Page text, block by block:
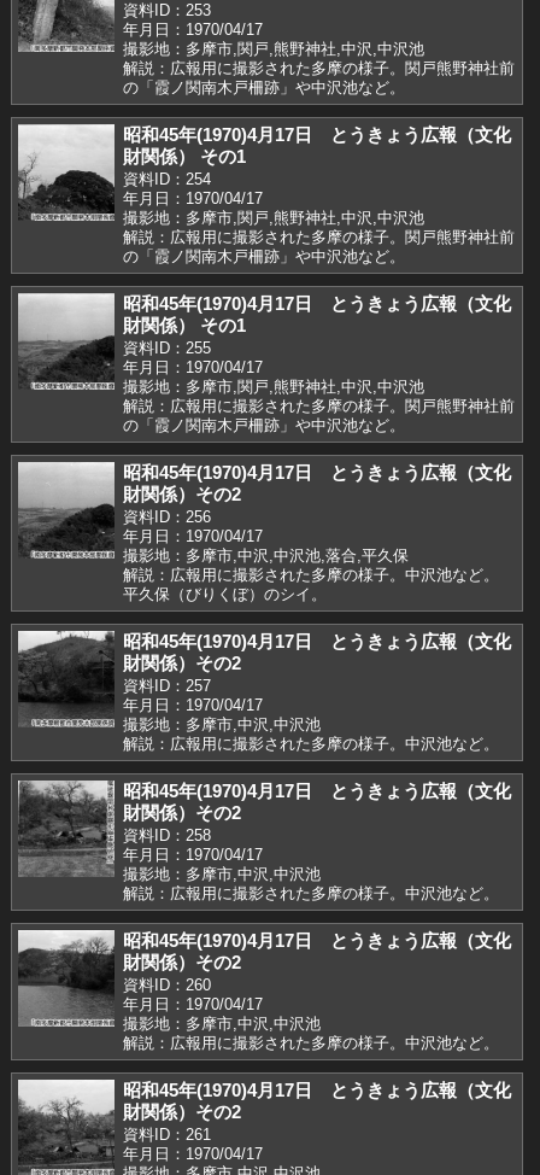
資料ID：253
年月日：1970/04/17
撮影地：多摩市,関戸,熊野神社,中沢,中沢池
解説：広報用に撮影された多摩の様子。関戸熊野神社前
の「霞ノ関南木戸柵跡」や中沢池など。
昭和45年(1970)4月17日 とうきょう広報（文化
財関係） その1
資料ID：254
年月日：1970/04/17
撮影地：多摩市,関戸,熊野神社,中沢,中沢池
解説：広報用に撮影された多摩の様子。関戸熊野神社前
の「霞ノ関南木戸柵跡」や中沢池など。
昭和45年(1970)4月17日 とうきょう広報（文化
財関係） その1
資料ID：255
年月日：1970/04/17
撮影地：多摩市,関戸,熊野神社,中沢,中沢池
解説：広報用に撮影された多摩の様子。関戸熊野神社前
の「霞ノ関南木戸柵跡」や中沢池など。
昭和45年(1970)4月17日 とうきょう広報（文化
財関係）その2
資料ID：256
年月日：1970/04/17
撮影地：多摩市,中沢,中沢池,落合,平久保
解説：広報用に撮影された多摩の様子。中沢池など。
平久保（びりくぼ）のシイ。
昭和45年(1970)4月17日 とうきょう広報（文化
財関係）その2
資料ID：257
年月日：1970/04/17
撮影地：多摩市,中沢,中沢池
解説：広報用に撮影された多摩の様子。中沢池など。
昭和45年(1970)4月17日 とうきょう広報（文化
財関係）その2
資料ID：258
年月日：1970/04/17
撮影地：多摩市,中沢,中沢池
解説：広報用に撮影された多摩の様子。中沢池など。
昭和45年(1970)4月17日 とうきょう広報（文化
財関係）その2
資料ID：260
年月日：1970/04/17
撮影地：多摩市,中沢,中沢池
解説：広報用に撮影された多摩の様子。中沢池など。
昭和45年(1970)4月17日 とうきょう広報（文化
財関係）その2
資料ID：261
年月日：1970/04/17